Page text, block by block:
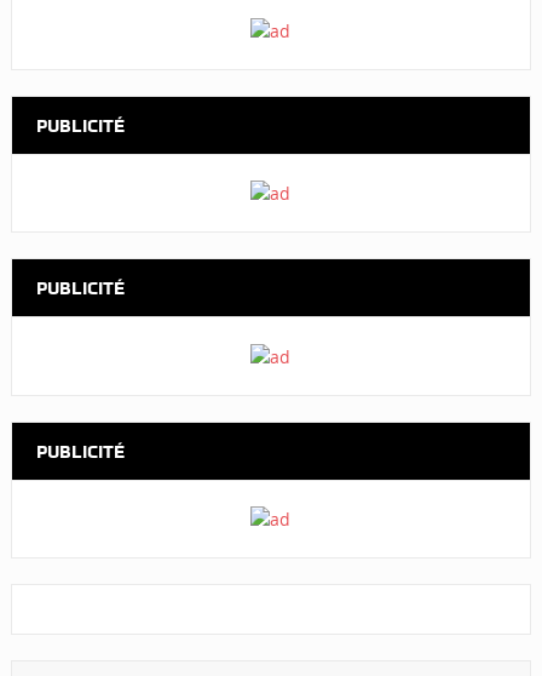
PUBLICITÉ
PUBLICITÉ
PUBLICITÉ